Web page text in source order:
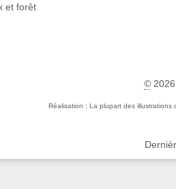
et forêt
©
Réalisation : La plupart des illustrations